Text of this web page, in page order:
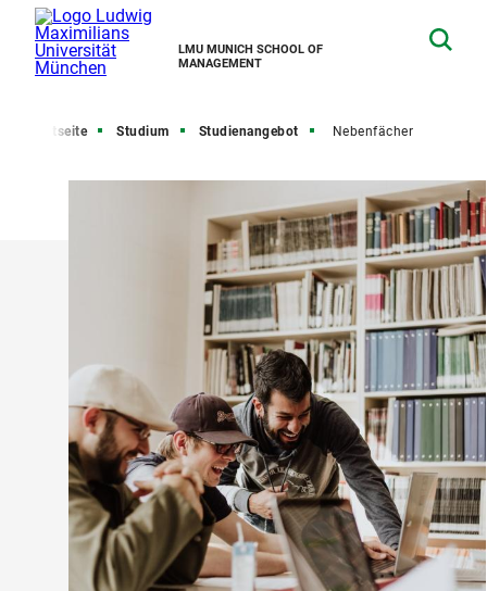
LMU MUNICH SCHOOL OF
MANAGEMENT
Startseite Studium Studienangebot Nebenfächer